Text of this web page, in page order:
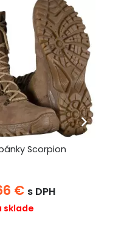
Scorpion
€Aktuálna
cena
s DPH
sklade